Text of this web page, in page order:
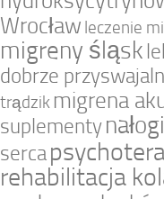
Wrocław leczenie
migreny śląsk
dobrze
trądzik migrena
suplementynałogi
serca
rehabilitacja